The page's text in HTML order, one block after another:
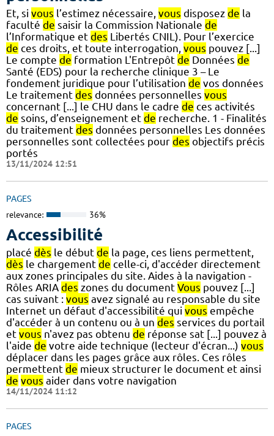
Et, si vous l’estimez nécessaire, vous disposez de la
faculté de saisir la Commission Nationale de
l’Informatique et des Libertés CNIL). Pour l’exercice
de ces droits, et toute interrogation, vous pouvez [...]
Le compte de formation L'Entrepôt de Données de
Santé (EDS) pour la recherche clinique 3 – Le
fondement juridique pour l’utilisation de vos données
Le traitement des données personnelles vous
concernant [...] le CHU dans le cadre de ces activités
de soins, d’enseignement et de recherche. 1 - Finalités
du traitement des données personnelles Les données
personnelles sont collectées pour des objectifs précis
portés
13/11/2024 12:51
PAGES
relevance: 36%
Accessibilité
placé dès le début de la page, ces liens permettent,
dès le chargement de celle-ci, d'accéder directement
aux zones principales du site. Aides à la navigation -
Rôles ARIA des zones du document Vous pouvez [...]
cas suivant : vous avez signalé au responsable du site
Internet un défaut d'accessibilité qui vous empêche
d'accéder à un contenu ou à un des services du portail
et vous n'avez pas obtenu de réponse sat [...] pouvez à
l'aide de votre aide technique (lecteur d'écran...) vous
déplacer dans les pages grâce aux rôles. Ces rôles
permettent de mieux structurer le document et ainsi
de vous aider dans votre navigation
14/11/2024 11:12
PAGES